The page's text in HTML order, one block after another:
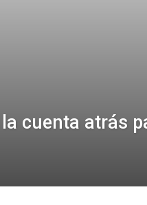
cuenta atrás